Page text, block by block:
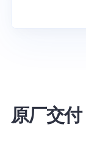
原厂交付